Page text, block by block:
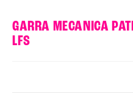
GARRA MECANICA
LFS